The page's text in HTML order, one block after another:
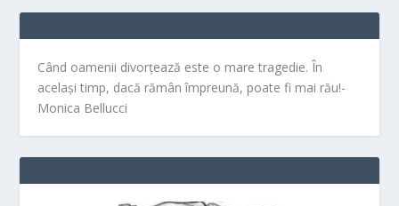
Când oamenii divorțează este o mare tragedie. În
același timp, dacă rămân împreună, poate fi mai rău!-
Monica Bellucci